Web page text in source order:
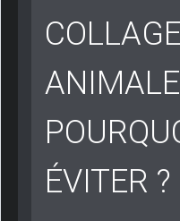
ÉVITER ?